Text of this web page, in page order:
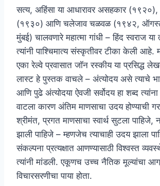
सत्य, अहिंसा या आधारावर असहकार
(१९३०) आणि चलेजाव चळवळ (१९४२, ऑगस्ट
मुंबई) चालवणारे महात्मा गांधी – हिंद स्वराज या
त्यांनी पाश्चिमात्य संस्कृतीवर टीका केली आहे.
एका रेल्वे प्रवासात जॉन रस्कीय या प्रसिद्ध
लास्ट हे पुस्तक वाचले – अंत्योदय असे त्याचे
आणि पुढे अंत्योदया ऐवजी सर्वोदय हा शब्द
वाटला कारण अंतिम माणसाचा उदय होण्याची
श्रीमंत, प्रगत माणसाचा स्वार्थ सुटला पाहिजे,
झाली पाहिजे – म्हणजेच त्याचाही उदय झाला
संकल्पना प्रत्यक्षात आणण्यासाठी विश्वस्त
त्यांनी मांडली. एकूणच उच्च नैतिक मूल्यांचा
विचारसरणीचा पाया होता.